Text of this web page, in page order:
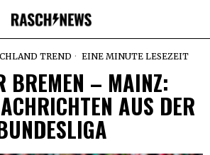
TREND EINE MINUTE LESEZEIT
BREMEN – MAINZ:
AUS DER